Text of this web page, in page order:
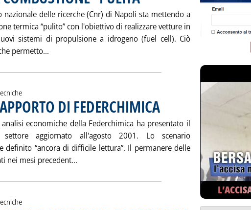
delle ricerche (Cnr) di Napoli sta mettendo a
termica “pulito” con l'obiettivo di realizzare vetture in
sistemi di propulsione a idrogeno (fuel cell). Ciò
permetto... Leggi tutta la notizia: 'STUDIO CNR CON MOTORI
DI FEDERCHIMICA . Pubblicata sabato 29 settembre
economiche della Federchimica ha presentato il
settore aggiornato all'agosto 2001. Lo scenario
definito “ancora di difficile lettura”. Il permanere delle
nei mesi precedent... Leggi tutta la notizia: 'PRESENTATO IL